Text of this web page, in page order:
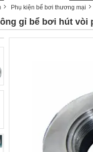
Tin
Phụ kiện bể bơi thương mại
gỉ bể bơi hút vòi